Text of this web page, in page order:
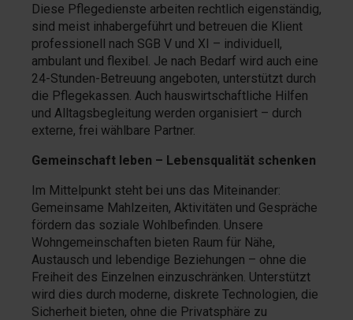
Diese Pflegedienste arbeiten rechtlich eigenständig,
sind meist inhabergeführt und betreuen die Klient
professionell nach SGB V und XI – individuell,
ambulant und flexibel. Je nach Bedarf wird auch eine
24-Stunden-Betreuung angeboten, unterstützt durch
die Pflegekassen. Auch hauswirtschaftliche Hilfen
und Alltagsbegleitung werden organisiert – durch
externe, frei wählbare Partner.
Gemeinschaft leben – Lebensqualität schenken
Im Mittelpunkt steht bei uns das Miteinander:
Gemeinsame Mahlzeiten, Aktivitäten und Gespräche
fördern das soziale Wohlbefinden. Unsere
Wohngemeinschaften bieten Raum für Nähe,
Austausch und lebendige Beziehungen – ohne die
Freiheit des Einzelnen einzuschränken. Unterstützt
wird dies durch moderne, diskrete Technologien, die
Sicherheit bieten, ohne die Privatsphäre zu